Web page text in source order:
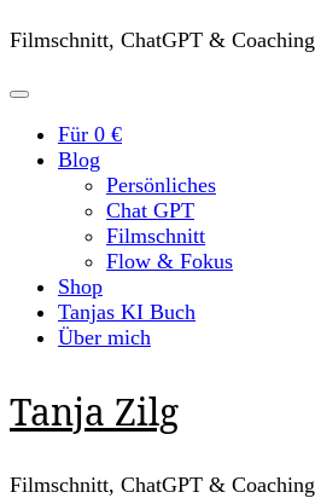
Filmschnitt, ChatGPT & Coaching
Für 0 €
Blog
Persönliches
Chat GPT
Filmschnitt
Flow & Fokus
Shop
Tanjas KI Buch
Über mich
Tanja Zilg
Filmschnitt, ChatGPT & Coaching